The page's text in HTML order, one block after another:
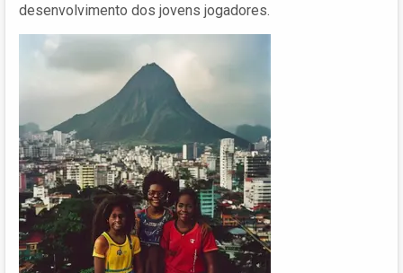
desenvolvimento dos jovens jogadores.